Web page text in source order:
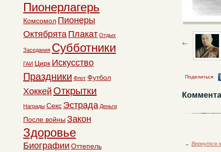
Поделиться
← Вернутся
Пионерлагерь
Комсомол Пионеры
Октябрята Плакат Отдых
Заседания Субботники
ГАИ Цирк Искусство
Праздники Флот Футбол
Хоккей Открытки
Награды Секс Эстрада Деньги
После войны Закон
Здоровье
Биографии Оттепель